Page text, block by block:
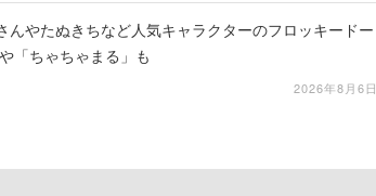
んやたぬきちなど人気キャラクターのフロッキードー
「ちゃちゃまる」も
2026年8月6日